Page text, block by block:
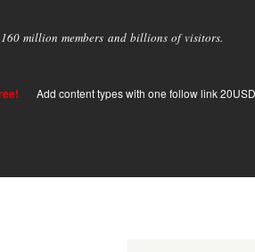
million members and billions of visitors.
Add content types with one follow link